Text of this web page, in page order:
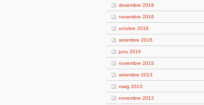
desembre 2016
novembre 2016
octubre 2016
setembre 2016
juny 2016
novembre 2015
setembre 2013
maig 2013
novembre 2012